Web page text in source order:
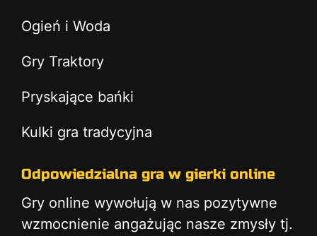
Ogień i Woda
Gry Traktory
Pryskające bańki
Kulki gra tradycyjna
Odpowiedzialna gra w gierki online
Gry online wywołują w nas pozytywne
wzmocnienie angażując nasze zmysły tj.